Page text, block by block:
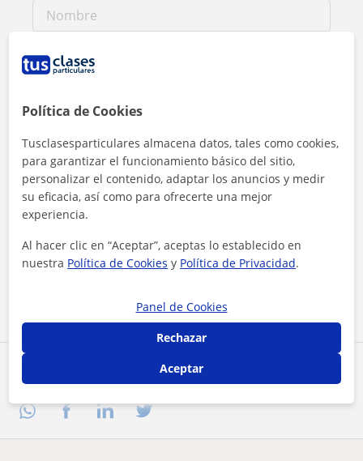
Comparte a este profesor
Al hacer clic, aceptas nuestro aviso legal y de privacidad
Política de Cookies
Tusclasesparticulares almacena datos, tales como cookies,
para garantizar el funcionamiento básico del sitio,
personalizar el contenido, adaptar los anuncios y medir
su eficacia, así como para ofrecerte una mejor
experiencia.
Al hacer clic en “Aceptar”, aceptas lo establecido en
nuestra Política de Cookies y Política de Privacidad.
Panel de Cookies
Rechazar
Aceptar